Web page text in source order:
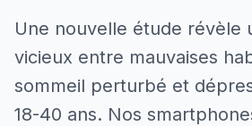
Une nouvelle étude révèle
vicieux entre mauvaises
sommeil perturbé et
18-40 ans. Nos